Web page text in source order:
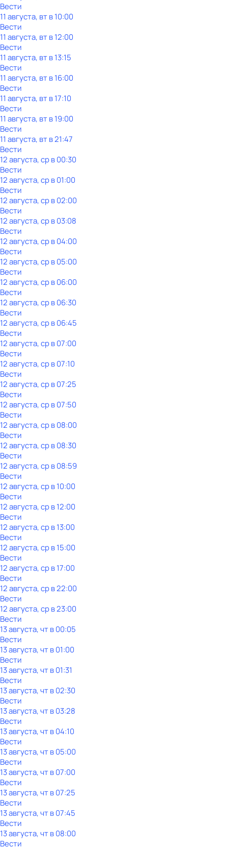
Вести
11 августа, вт в 10:00
Вести
11 августа, вт в 12:00
Вести
11 августа, вт в 13:15
Вести
11 августа, вт в 16:00
Вести
11 августа, вт в 17:10
Вести
11 августа, вт в 19:00
Вести
11 августа, вт в 21:47
Вести
12 августа, ср в 00:30
Вести
12 августа, ср в 01:00
Вести
12 августа, ср в 02:00
Вести
12 августа, ср в 03:08
Вести
12 августа, ср в 04:00
Вести
12 августа, ср в 05:00
Вести
12 августа, ср в 06:00
Вести
12 августа, ср в 06:30
Вести
12 августа, ср в 06:45
Вести
12 августа, ср в 07:00
Вести
12 августа, ср в 07:10
Вести
12 августа, ср в 07:25
Вести
12 августа, ср в 07:50
Вести
12 августа, ср в 08:00
Вести
12 августа, ср в 08:30
Вести
12 августа, ср в 08:59
Вести
12 августа, ср в 10:00
Вести
12 августа, ср в 12:00
Вести
12 августа, ср в 13:00
Вести
12 августа, ср в 15:00
Вести
12 августа, ср в 17:00
Вести
12 августа, ср в 22:00
Вести
12 августа, ср в 23:00
Вести
13 августа, чт в 00:05
Вести
13 августа, чт в 01:00
Вести
13 августа, чт в 01:31
Вести
13 августа, чт в 02:30
Вести
13 августа, чт в 03:28
Вести
13 августа, чт в 04:10
Вести
13 августа, чт в 05:00
Вести
13 августа, чт в 07:00
Вести
13 августа, чт в 07:25
Вести
13 августа, чт в 07:45
Вести
13 августа, чт в 08:00
Вести